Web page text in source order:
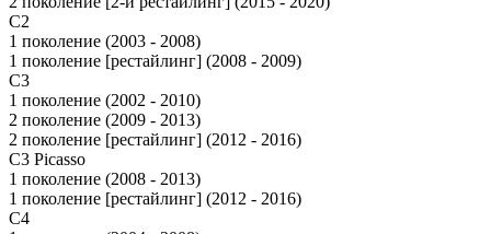
C2
1 поколение (2003 - 2008)
1 поколение [рестайлинг] (2008 - 2009)
C3
1 поколение (2002 - 2010)
2 поколение (2009 - 2013)
2 поколение [рестайлинг] (2012 - 2016)
C3 Picasso
1 поколение (2008 - 2013)
1 поколение [рестайлинг] (2012 - 2016)
C4